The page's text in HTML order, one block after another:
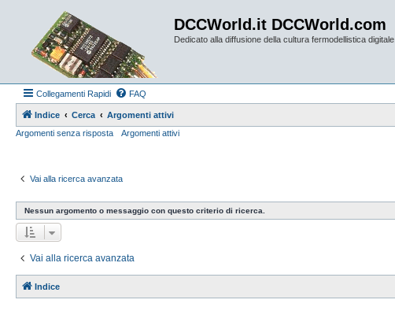
DCCWorld.it DCCWorld.com
Dedicato alla diffusione della cultura fermodellistica digitale.
Collegamenti Rapidi FAQ
Indice Cerca
Argomenti attivi
Argomenti senza risposta
Argomenti attivi
Vai alla ricerca avanzata
Nessun argomento o messaggio con questo criterio di ricerca.
Vai alla ricerca avanzata
Indice